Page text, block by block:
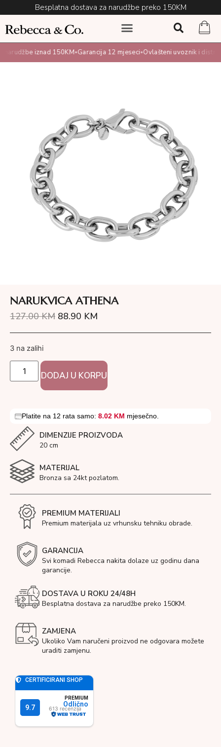
Besplatna dostava za narudžbe preko 150KM
iznad 150KM•Garancija 12 mjeseci•Ovlašteni uvoznik i
NARUKVICA ATHENA
127.00KM 88.90 KM
3 na zalihi
DODAJ U KORPU
Platite na 12 rata samo: 8.02 KM mjesečno.
DIMENZIJE PROIZVODA
20 cm
MATERIJAL
Bronza sa 24kt pozlatom.
PREMIUM MATERIJALI
Premium materijala uz vrhunsku tehniku obrade.
GARANCIJA
Svi komadi Rebecca nakita dolaze uz godinu dana
garancije.
DOSTAVA U ROKU 24/48H
Besplatna dostava za narudžbe preko 150KM.
ZAMJENA
Ukoliko Vam naručeni proizvod ne odgovara možete
uraditi zamjenu.